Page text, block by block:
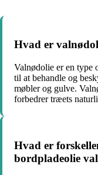
Hvad er
Valnødolie er en type
til at behandle og
møbler og gulve.
forbedrer træets
Hvad er
bordpladeolie